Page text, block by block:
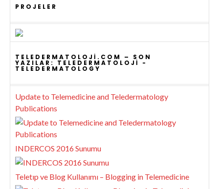
PROJELER
TELEDERMATOLOJI.COM – SON
YAZILAR: TELEDERMATOLOJI -
TELEDERMATOLOGY
Update to Telemedicine and Teledermatology
Publications
INDERCOS 2016 Sunumu
Teletıp ve Blog Kullanımı – Blogging in Telemedicine